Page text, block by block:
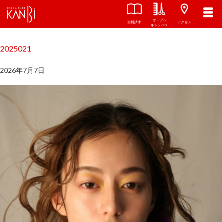
アクセス
オープン
キャンパス
資料請求
関西美容専門学校
2025021
2026年7月7日